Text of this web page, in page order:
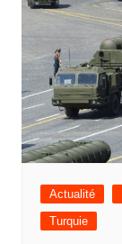
Actualité
Turquie